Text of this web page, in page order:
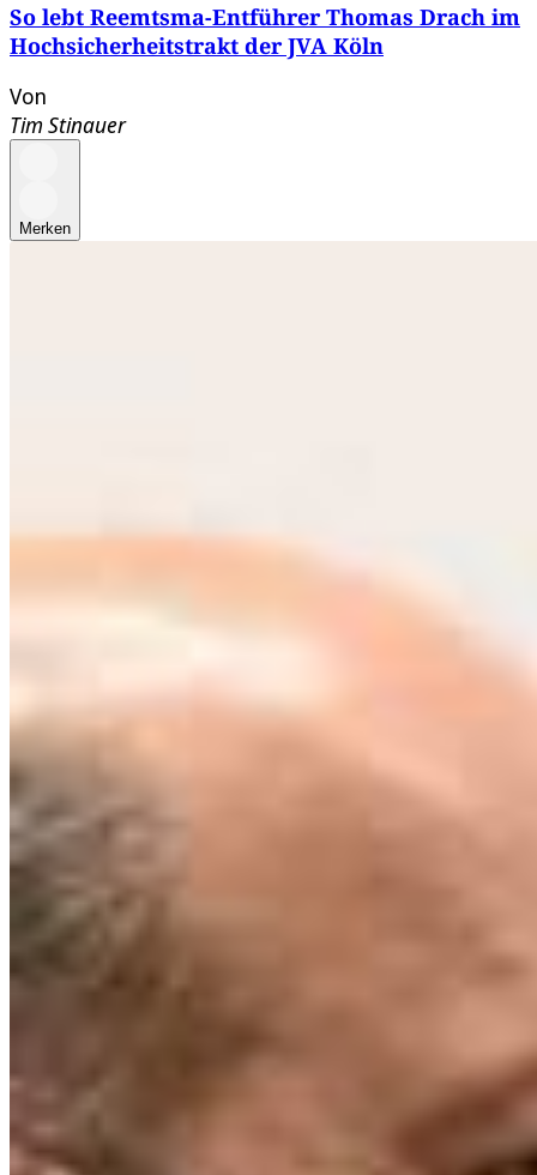
So lebt Reemtsma-Entführer Thomas Drach im
Hochsicherheitstrakt der JVA Köln
Von
Tim Stinauer
Merken